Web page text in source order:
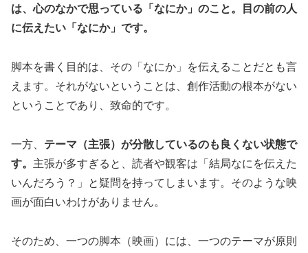
は、心のなかで思っている「なにか」のこと。目の前の人
に伝えたい「なにか」です。
脚本を書く目的は、その「なにか」を伝えることだとも言
えます。それがないということは、創作活動の根本がない
ということであり、致命的です。
一方、 テーマ（主張）が分散しているのも良くない状態で
す。 主張が多すぎると、読者や観客は「結局なにを伝えた
いんだろう？」と疑問を持ってしまいます。そのような映
画が面白いわけがありません。
そのため、一つの脚本（映画）には、一つのテーマが原則